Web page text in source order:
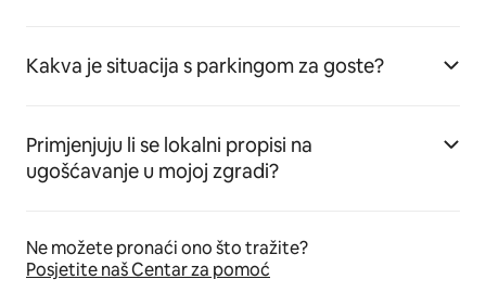
Kakva je situacija s parkingom za goste?
Primjenjuju li se lokalni propisi na
ugošćavanje u mojoj zgradi?
Ne možete pronaći ono što tražite?
Posjetite naš Centar za pomoć